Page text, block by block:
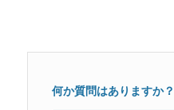
何か質問はありますか？